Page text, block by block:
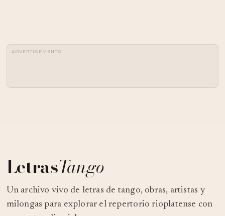
ADVERTISEMENTS
LetrasTango
Un archivo vivo de letras de tango, obras, artistas y
milongas para explorar el repertorio rioplatense con